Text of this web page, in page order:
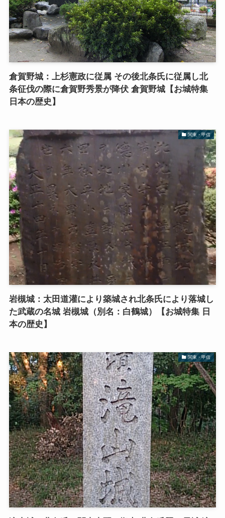
倉賀野城：上杉憲政に従属 その後北条氏に従属し北
条征伐の際に倉賀野秀景が降伏 倉賀野城【お城特集
日本の歴史】
関東・甲信
岩槻城：太田道灌により築城され北条氏により落城し
た武蔵の名城 岩槻城（別名：白鶴城）【お城特集 日
本の歴史】
関東・甲信